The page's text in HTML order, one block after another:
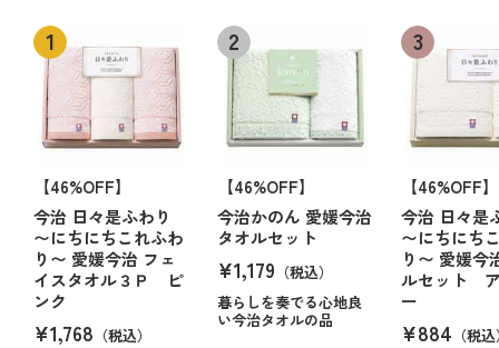
【46%OFF】
今治 日々是ふわり
〜にちにちこれふわ
り〜 愛媛今治 フェ
イスタオル３Ｐ ピ
ンク
¥1,768 （税込）
【46%OFF】
今治かのん 愛媛今治
タオルセット
¥1,179 （税込）
暮らしを奏でる心地良
い今治タオルの品
【46%OFF】
今治 日々是
〜にちにち
り〜 愛媛今
ルセット
ー
¥884 （税